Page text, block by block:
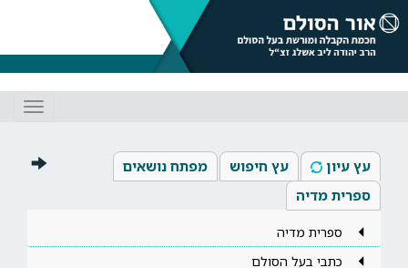
עץ עיון עץ חיפוש
מפתח נושאים
ספרית מדיה
ספרית מדיה
כתבי בעל הסולם